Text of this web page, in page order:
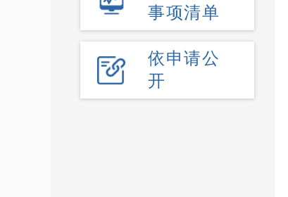
事项清单
依申请公
开